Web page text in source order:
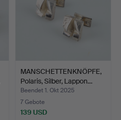
MANSCHETTENKNÖPFE,
Polaris, Silber, Lappon…
Beendet 1. Okt 2025
7 Gebote
139 USD